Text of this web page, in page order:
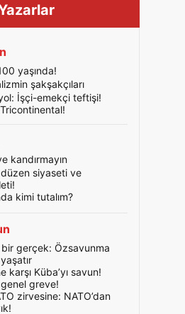
yaşında!
şakşakçıları
İşçi-emekçi teftişi!
kandırmayın
siyaseti ve
kimi tutalım?
gerçek: Özsavunma
karşı Küba’yı savun!
genel greve!
zirvesine: NATO’dan